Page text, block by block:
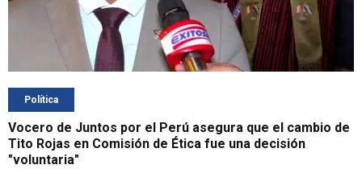
Política
Vocero de Juntos por el Perú asegura que el cambio de
Tito Rojas en Comisión de Ética fue una decisión
"voluntaria"